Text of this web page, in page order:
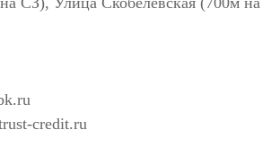
credit.ru